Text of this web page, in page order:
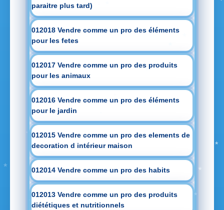
paraitre plus tard)
012018 Vendre comme un pro des éléments
pour les fetes
012017 Vendre comme un pro des produits
pour les animaux
012016 Vendre comme un pro des éléments
pour le jardin
012015 Vendre comme un pro des elements de
decoration d intérieur maison
012014 Vendre comme un pro des habits
012013 Vendre comme un pro des produits
diététiques et nutritionnels